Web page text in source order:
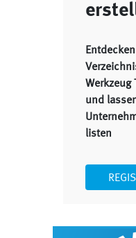
Werkzeug
und
listen